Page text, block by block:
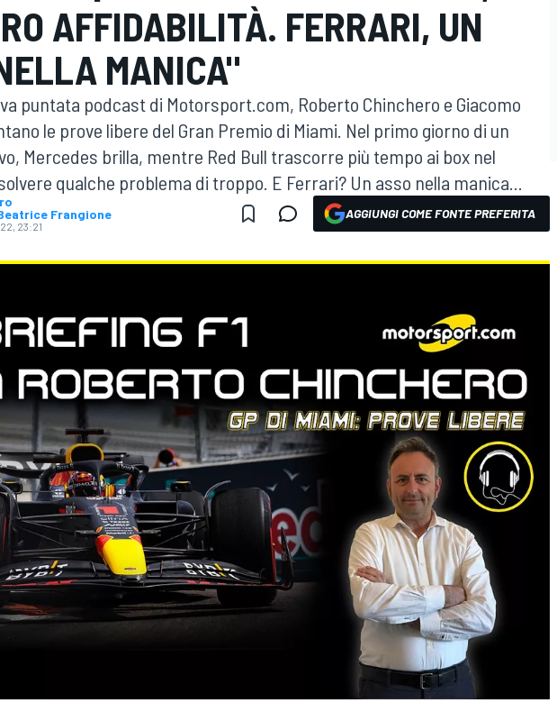
WEC
AFFIDABILITÀ. FERRARI, UN
MANICA"
puntata podcast di Motorsport.com, Roberto Chinchero e Giacomo
le prove libere del Gran Premio di Miami. Nel primo giorno di un
Mercedes brilla, mentre Red Bull trascorre più tempo ai box nel
qualche problema di troppo. E Ferrari? Un asso nella manica...
Frangione
23:21
AGGIUNGI COME FONTE PREFERITA